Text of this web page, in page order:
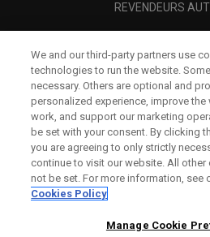
REVENDEURS
A PROPOS
MENTIONS
We and our third-party partners use
technologies to run the website.
necessary. Others are optional and
personalized experience, improve
work, and support our marketing
be set with your consent. By clicking
you are agreeing to only strictly
continue to visit our website. All other
not be set. For more information, see
Cookies Policy
Manage Cookie